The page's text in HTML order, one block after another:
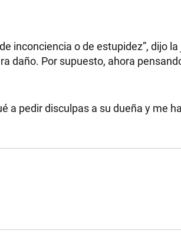
inconciencia o de estupidez”, dijo
daño. Por supuesto, ahora
a pedir disculpas a su dueña y me